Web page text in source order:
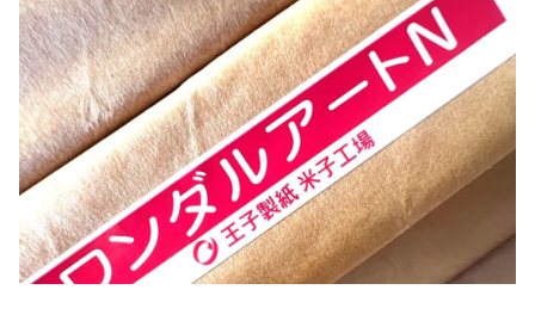
トピックス
お問い合わせ・エントリー
SNSアカウント